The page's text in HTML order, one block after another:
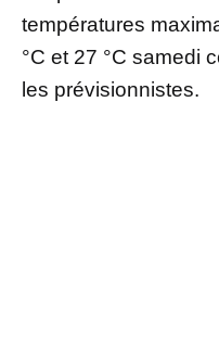
températures
°C et 27 °C samedi
les prévisionnistes.